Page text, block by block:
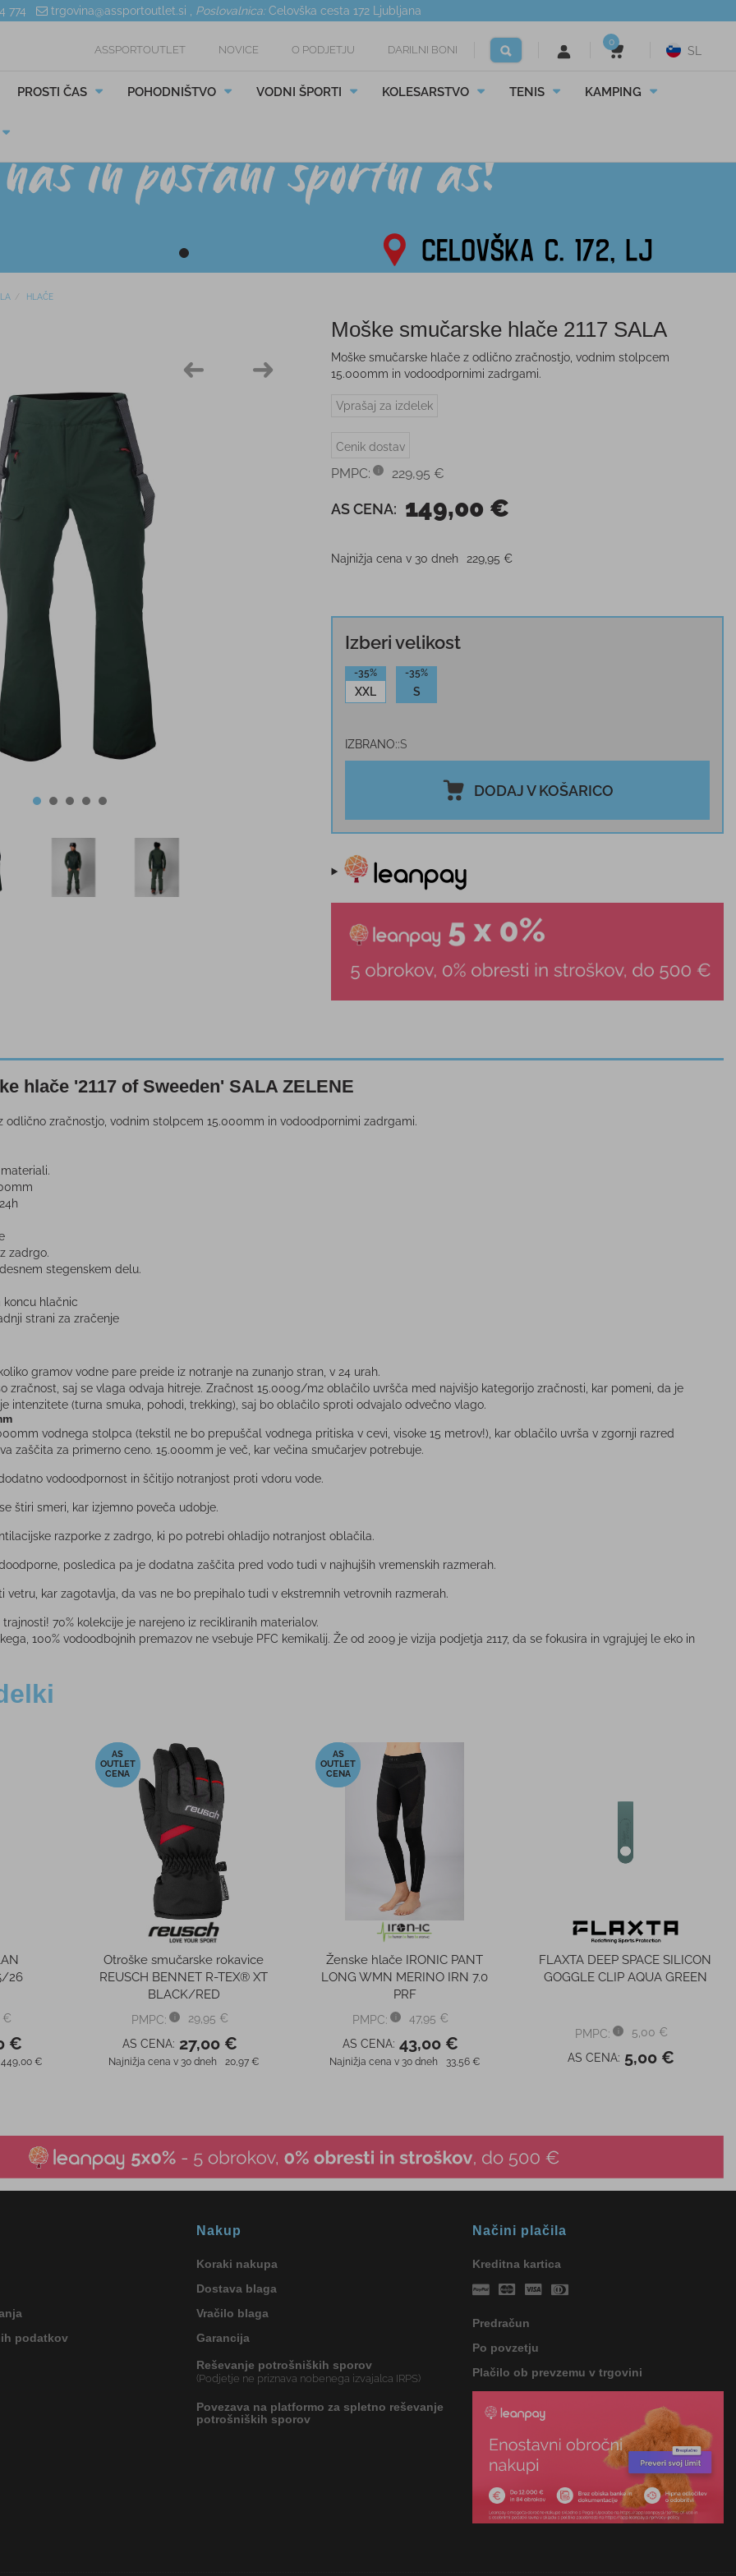
774 trgovina@assportoutlet.si Poslovalnica: Celovška cesta 172Ljubljana
ASSPORTOUTLET NOVICE O PODJETJU DARILNI BONI
0
SL
PROSTI ČAS POHODNIŠTVO VODNI ŠPORTI KOLESARSTVO TENIS KAMPING
HLAČE
Moške smučarske hlače 2117 SALA
Moške smučarske hlače z odlično zračnostjo, vodnim stolpcem
15.000mm in vodoodpornimi zadrgami.
Vprašaj za izdelek
Cenik dostav
PMPC: 229,95 €
AS CENA: 149,00 €
Najnižja cena v 30 dneh 229,95 €
Izberi velikost
-35%
XXL
-35%
S
IZBRANO: S
DODAJ V KOŠARICO
hlače '2117 of Sweeden' SALA ZELENE
odlično zračnostjo, vodnim stolpcem 15.000mm in vodoodpornimi zadrgami.
zadrgo.
stegenskem delu.
koncu hlačnic
strani za zračenje
gramov vodne pare preide iz notranje na zunanjo stran, v 24 urah.
zračnost, saj se vlaga odvaja hitreje. Zračnost 15.000g/m2 oblačilo uvršča med najvišjo kategorijo zračnosti, kar pomeni, da je
intenzitete (turna smuka, pohodi, trekking), saj bo oblačilo sproti odvajalo odvečno vlago.
vodnega stolpca (tekstil ne bo prepuščal vodnega pritiska v cevi, visoke 15 metrov!), kar oblačilo uvrša v zgornji razred
zaščita za primerno ceno. 15.000mm je več, kar večina smučarjev potrebuje.
vodoodpornost in ščitijo notranjost proti vdoru vode.
štiri smeri, kar izjemno poveča udobje.
razporke z zadrgo, ki po potrebi ohladijo notranjost oblačila.
posledica pa je dodatna zaščita pred vodo tudi v najhujših vremenskih razmerah.
vetru, kar zagotavlja, da vas ne bo prepihalo tudi v ekstremnih vetrovnih razmerah.
trajnosti! 70% kolekcije je narejeno iz recikliranih materialov.
100% vodoodbojnih premazov ne vsebuje PFC kemikalij. Že od 2009 je vizija podjetja 2117, da se fokusira in vgrajujej le eko in
26
€
€
449,00 €
-10%
Otroške smučarske rokavice
REUSCH BENNET R-TEX® XT
BLACK/RED
PMPC:
29,95 €
AS CENA: 27,00 €
Najnižja cena v 30 dneh 20,97 €
-10%
Ženske hlače IRONIC PANT
LONG WMN MERINO IRN 7.0
PRF
PMPC:
47,95 €
AS CENA: 43,00 €
Najnižja cena v 30 dneh 33,56 €
FLAXTA DEEP SPACE SILICON
GOGGLE CLIP AQUA GREEN
PMPC:
5,00 €
AS CENA: 5,00 €
podatkov
Nakup
Koraki nakupa
Dostava blaga
Vračilo blaga
Garancija
Reševanje potrošniških sporov
(Podjetje ne priznava nobenega izvajalca IRPS)
Povezava na platformo za spletno reševanje
potrošniških sporov
Načini plačila
Kreditna kartica
Predračun
Po povzetju
Plačilo ob prevzemu v trgovini